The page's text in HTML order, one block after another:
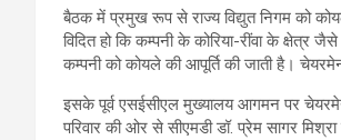
बैठक में प्रमुख रूप से राज्य विद्युत निगम को
विदित हो कि कम्पनी के कोरिया-रींवा के क्षेत्र
कम्पनी को कोयले की आपूर्ति की जाती है।
इसके पूर्व एसईसीएल मुख्यालय आगमन पर चेयरमेन
परिवार की ओर से सीएमडी डॉ. प्रेम सागर